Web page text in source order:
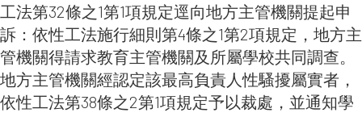
工法第32條之1第1項規定逕向地方主管機關提起申
訴：依性工法施行細則第4條之1第2項規定，地方主
管機關得請求教育主管機關及所屬學校共同調查。
地方主管機關經認定該最高負責人性騷擾屬實者，
依性工法第38條之2第1項規定予以裁處，並通知學